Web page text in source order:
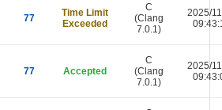
77
Time Limit
Exceeded
C
(Clang
7.0.1)
2025/
77 Accepted
C
(Clang
7.0.1)
2025/